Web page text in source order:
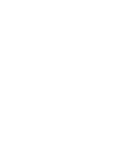
a nyugodt,